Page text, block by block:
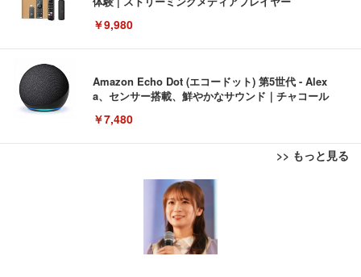
￥9,980
Amazon Echo Dot (エコードット) 第5世代 - Alex
a、センサー搭載、鮮やかなサウンド｜チャコール
￥7,480
>> もっと見る
[EdoErgo] オフィスチェア 椅子 テレワーク 疲れな
い 跳ね上げ式アームレスト コンパクト 約105度ロッ
キング pc 事務椅子 360度回転 座面昇降 強化ナイロ
ン樹脂ベース 通気性メッシュ 在宅ワーク H-WY01
(黒網+黒枠+黒足)
EIZO ビジネス向けプレミアムモニター | FlexScan
EV3240X-WT | 31.5型4K UHD・USB Type-C・ホワ
Amazonベーシック ペットシーツ 薄型 レギュラー 1
回使い捨て 無香料 ホワイト 300枚